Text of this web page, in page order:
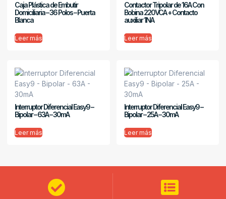
Caja Plástica de Embutir
Domiciliaria – 36 Polos – Puerta
Blanca
Leer más
Contactor Tripolar de 16A Con
Bobina 220VCA + Contacto
auxiliar 1NA
Leer más
Interruptor Diferencial Easy9 –
Bipolar – 63A – 30mA
Leer más
Interruptor Diferencial Easy9 –
Bipolar – 25A – 30mA
Leer más